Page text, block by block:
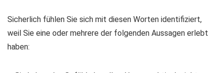
Sicherlich fühlen Sie sich mit diesen Worten identifiziert,
weil Sie eine oder mehrere der folgenden Aussagen erlebt
haben: